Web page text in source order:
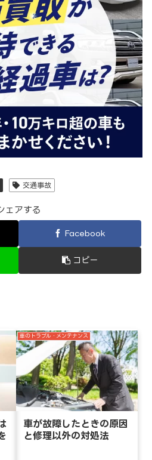
交通事故
ェアする
Facebook
コピー
車のトラブル・メンテナンス
車が故障したときの原因
と修理以外の対処法